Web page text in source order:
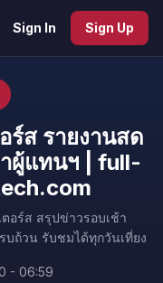
Sign In Sign Up
ร์ส รายงานสด
ผู้แทนฯ | full-
ตอร์ส สรุปข่าวรอบเช้า
บถ้วน รับชมได้ทุกวันเที่ยง
- 06:59